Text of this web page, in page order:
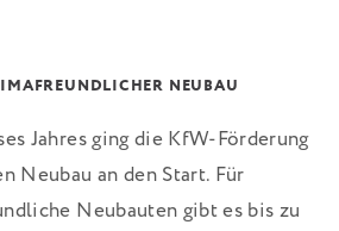
NEUBAU
Jahres ging die KfW-Förderung
Neubau an den Start. Für
Neubauten gibt es bis zu